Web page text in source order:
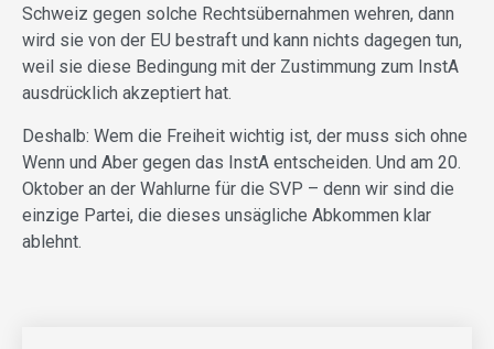
Schweiz gegen solche Rechtsübernahmen wehren, dann
wird sie von der EU bestraft und kann nichts dagegen tun,
weil sie diese Bedingung mit der Zustimmung zum InstA
ausdrücklich akzeptiert hat.
Deshalb: Wem die Freiheit wichtig ist, der muss sich ohne
Wenn und Aber gegen das InstA entscheiden. Und am 20.
Oktober an der Wahlurne für die SVP – denn wir sind die
einzige Partei, die dieses unsägliche Abkommen klar
ablehnt.